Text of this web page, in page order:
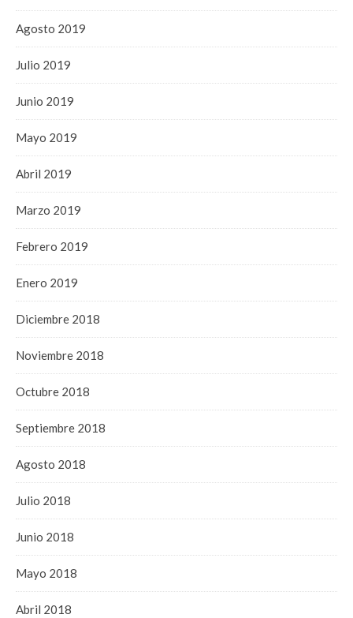
Agosto 2019
Julio 2019
Junio 2019
Mayo 2019
Abril 2019
Marzo 2019
Febrero 2019
Enero 2019
Diciembre 2018
Noviembre 2018
Octubre 2018
Septiembre 2018
Agosto 2018
Julio 2018
Junio 2018
Mayo 2018
Abril 2018